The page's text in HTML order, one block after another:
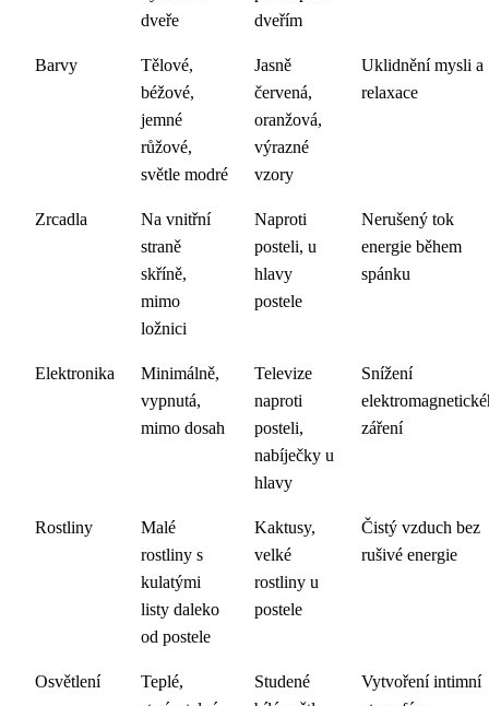
dveře
dveřím
Barvy
Tělové,
béžové,
jemné
růžové,
světle modré
Jasně
červená,
oranžová,
výrazné
vzory
Uklidnění mysli a
relaxace
Zrcadla
Na vnitřní
straně
skříně,
mimo
ložnici
Naproti
posteli, u
hlavy
postele
Nerušený tok
energie během
spánku
Elektronika
Minimálně,
vypnutá,
mimo dosah
Televize
naproti
posteli,
nabíječky u
hlavy
Snížení
záření
Rostliny
Malé
rostliny s
kulatými
listy daleko
od postele
Kaktusy,
velké
rostliny u
postele
Čistý vzduch bez
rušivé energie
Osvětlení
Teplé,
Studené
Vytvoření intimní